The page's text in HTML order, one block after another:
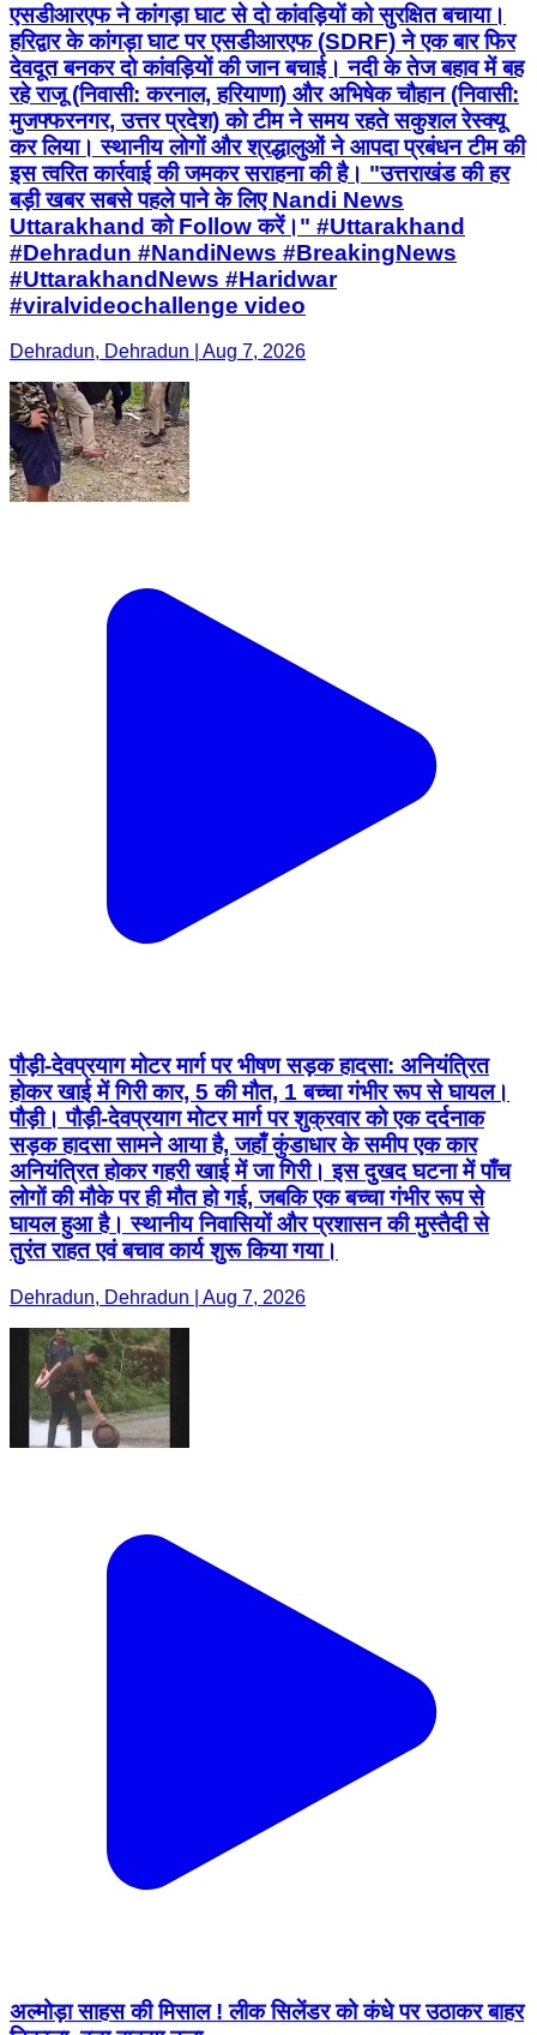
एसडीआरएफ ने कांगड़ा घाट से दो कांवड़ियों को सुरक्षित बचाया।
हरिद्वार के कांगड़ा घाट पर एसडीआरएफ (SDRF) ने एक बार फिर
देवदूत बनकर दो कांवड़ियों की जान बचाई। नदी के तेज बहाव में बह
रहे राजू (निवासी: करनाल, हरियाणा) और अभिषेक चौहान (निवासी:
मुजफ्फरनगर, उत्तर प्रदेश) को टीम ने समय रहते सकुशल रेस्क्यू
कर लिया। स्थानीय लोगों और श्रद्धालुओं ने आपदा प्रबंधन टीम की
इस त्वरित कार्रवाई की जमकर सराहना की है। "उत्तराखंड की हर
बड़ी खबर सबसे पहले पाने के लिए Nandi News
Uttarakhand को Follow करें।" #Uttarakhand
#Dehradun #NandiNews #BreakingNews
#UttarakhandNews #Haridwar
#viralvideochallenge video
Dehradun, Dehradun | Aug 7, 2026
पौड़ी-देवप्रयाग मोटर मार्ग पर भीषण सड़क हादसा: अनियंत्रित
होकर खाई में गिरी कार, 5 की मौत, 1 बच्चा गंभीर रूप से घायल।
पौड़ी। पौड़ी-देवप्रयाग मोटर मार्ग पर शुक्रवार को एक दर्दनाक
सड़क हादसा सामने आया है, जहाँ कुंडाधार के समीप एक कार
अनियंत्रित होकर गहरी खाई में जा गिरी। इस दुखद घटना में पाँच
लोगों की मौके पर ही मौत हो गई, जबकि एक बच्चा गंभीर रूप से
घायल हुआ है। स्थानीय निवासियों और प्रशासन की मुस्तैदी से
तुरंत राहत एवं बचाव कार्य शुरू किया गया।
Dehradun, Dehradun | Aug 7, 2026
अल्मोड़ा साहस की मिसाल ! लीक सिलेंडर को कंधे पर उठाकर बाहर